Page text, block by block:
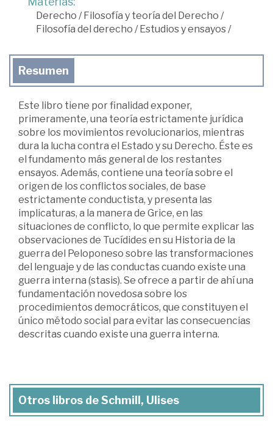
Derecho /Filosofía y teoría del Derecho /
Filosofía del derecho /Estudios y ensayos/
Resumen
Este libro tiene por finalidad exponer,
primeramente, una teoría estrictamente jurídica
sobre los movimientos revolucionarios, mientras
dura la lucha contra el Estado y su Derecho. Éste es
el fundamento más general de los restantes
ensayos. Además, contiene una teoría sobre el
origen de los conflictos sociales, de base
estrictamente conductista, y presenta las
implicaturas, a la manera de Grice, en las
situaciones de conflicto, lo que permite explicar las
observaciones de Tucídides en su Historia de la
guerra del Peloponeso sobre las transformaciones
del lenguaje y de las conductas cuando existe una
guerra interna (stasis). Se ofrece a partir de ahí una
fundamentación novedosa sobre los
procedimientos democráticos, que constituyen el
único método social para evitar las consecuencias
descritas cuando existe una guerra interna.
Otros libros de Schmill, Ulises